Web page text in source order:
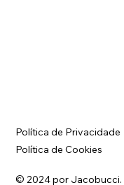
Política de Privacidade
Política de Cookies
© 2024 por Jacobucci.